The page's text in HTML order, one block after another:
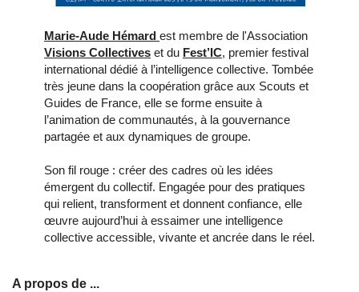
Marie‑Aude Hémard est membre de l'Association
Visions Collectives et du Fest’IC, premier festival
international dédié à l’intelligence collective. Tombée
très jeune dans la coopération grâce aux Scouts et
Guides de France, elle se forme ensuite à
l’animation de communautés, à la gouvernance
partagée et aux dynamiques de groupe.
Son fil rouge : créer des cadres où les idées
émergent du collectif. Engagée pour des pratiques
qui relient, transforment et donnent confiance, elle
œuvre aujourd’hui à essaimer une intelligence
collective accessible, vivante et ancrée dans le réel.
A propos de ...